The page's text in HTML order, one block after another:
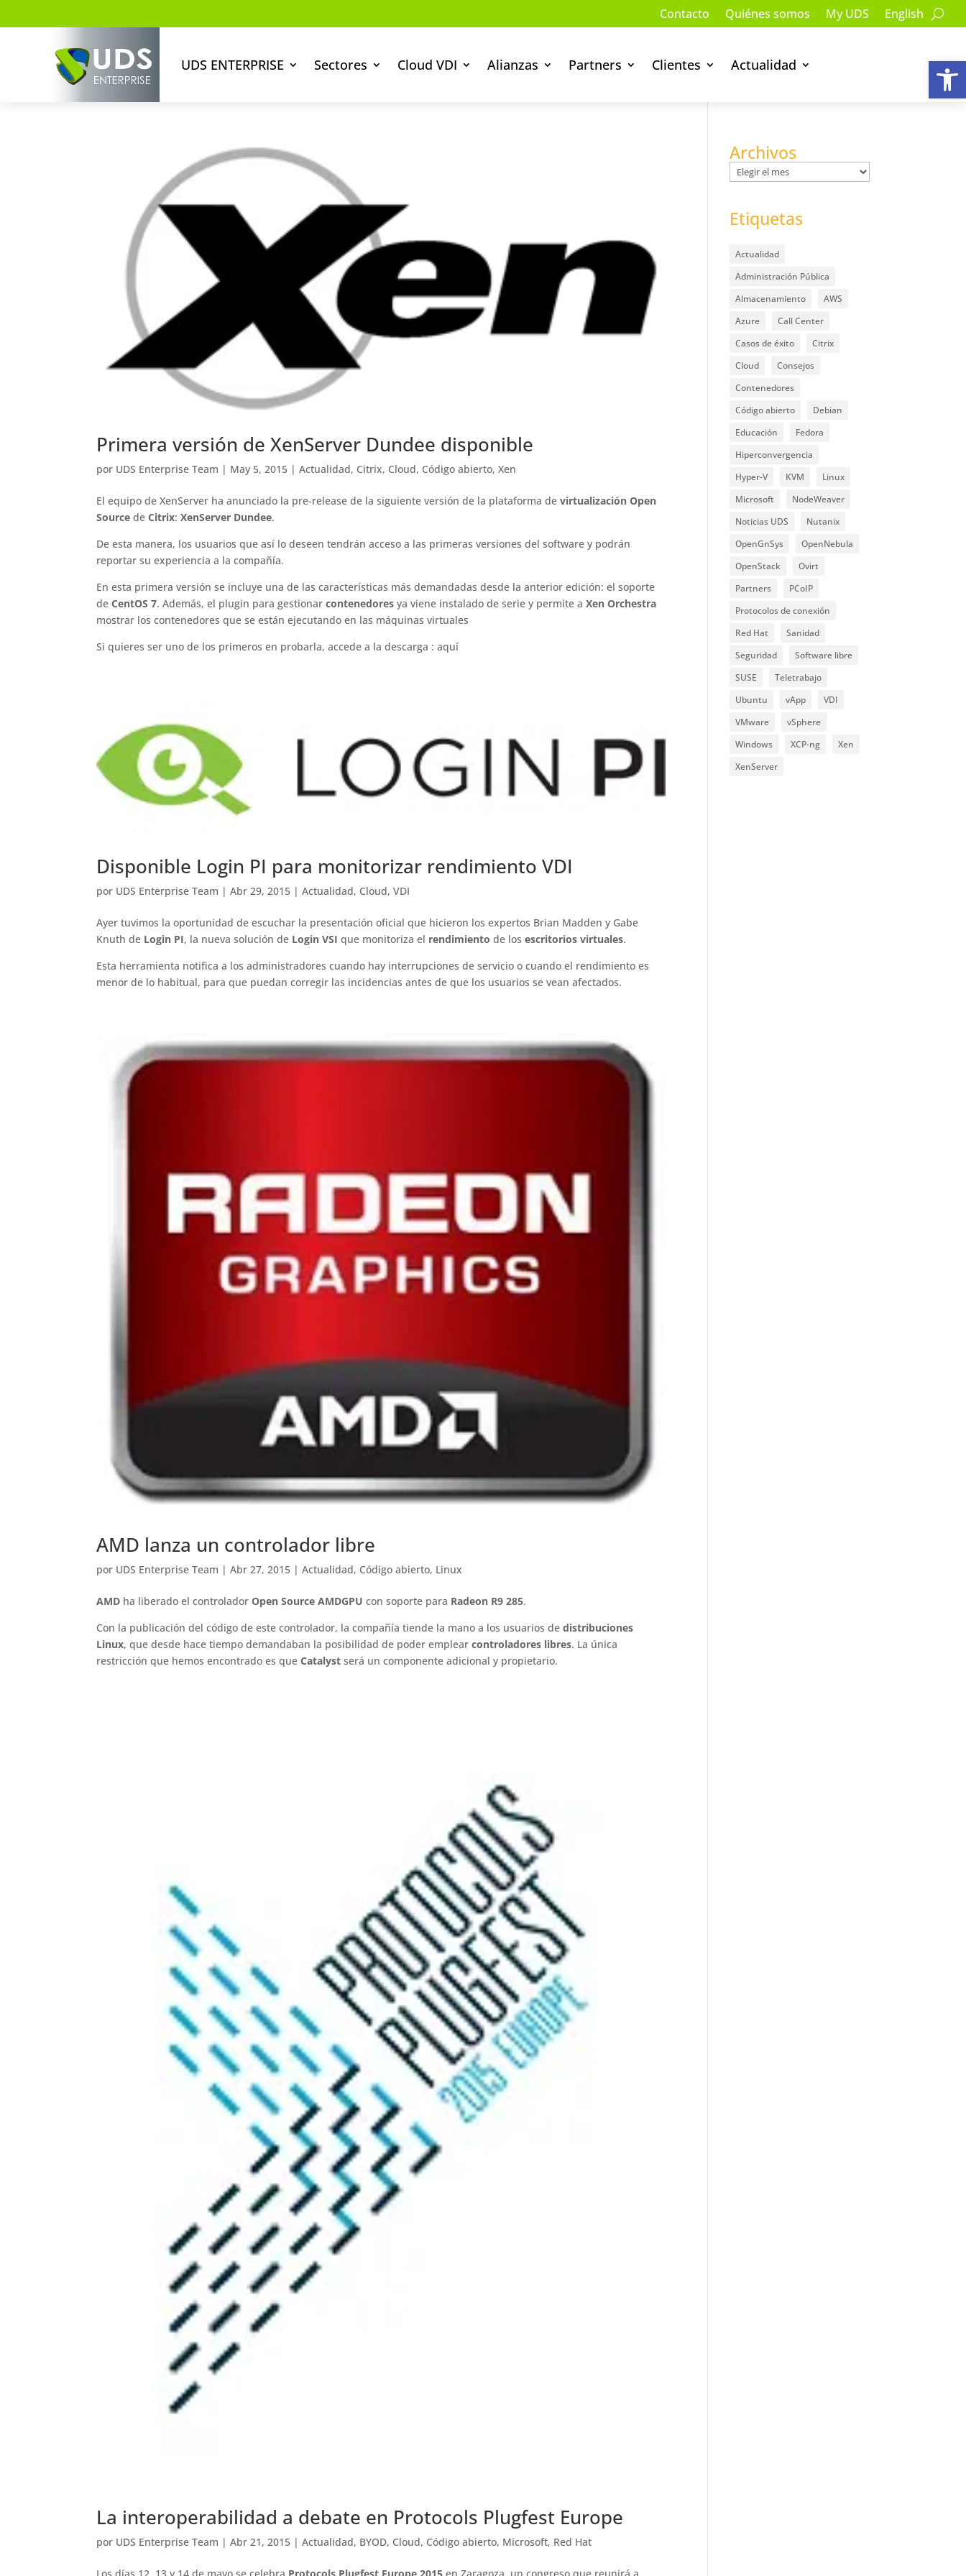
Contacto Quiénes somos My UDS English
UDS ENTERPRISE Sectores Cloud VDI Alianzas Partners Clientes Actualidad
Primera versión de XenServer Dundee disponible
por UDS Enterprise Team | May 5, 2015 |Actualidad, Citrix, Cloud, Código abierto,Xen
El equipo de XenServer ha anunciado la pre-release de la siguiente versión de la plataforma devirtualización Open
Source deCitrix:XenServer Dundee.
De esta manera, los usuarios que así lo deseen tendrán acceso a las primeras versiones del software y podrán
reportar su experiencia a la compañía.
En esta primera versión se incluye una de las características más demandadas desde la anterior edición: el soporte
deCentOS 7. Además, el plugin para gestionarcontenedores ya viene instalado de serie y permite aXen Orchestra
mostrar los contenedores que se están ejecutando en las máquinas virtuales
Si quieres ser uno de los primeros en probarla, accede a la descarga : aquí
Disponible Login PI para monitorizar rendimiento VDI
por UDS Enterprise Team |Abr 29, 2015 |Actualidad, Cloud,VDI
Ayer tuvimos la oportunidad de escuchar la presentación oficial que hicieron los expertos Brian Madden y Gabe
Knuth de Login PI, la nueva solución de Login VSI que monitoriza el rendimiento de losescritorios virtuales.
Esta herramienta notifica a los administradores cuando hay interrupciones de servicio o cuando el rendimiento es
menor de lo habitual, para que puedan corregir las incidencias antes de que los usuarios se vean afectados.
AMD lanza un controlador libre
por UDS Enterprise Team |Abr 27, 2015 |Actualidad, Código abierto, Linux
AMD ha liberado el controladorOpen Source AMDGPU con soporte para Radeon R9 285.
Con la publicación del código de este controlador, la compañía tiende la mano a los usuarios dedistribuciones
Linux, que desde hace tiempo demandaban la posibilidad de poder emplearcontroladores libres. La única
restricción que hemos encontrado es queCatalyst será un componente adicional y propietario.
La interoperabilidad a debate en Protocols Plugfest Europe
por UDS Enterprise Team |Abr 21, 2015 |Actualidad, BYOD, Cloud, Código abierto, Microsoft, Red Hat
Los días 12, 13 y 14 de mayo se celebra Protocols Plugfest Europe 2015 en Zaragoza, un congreso que reunirá a
Archivos
Archivos
Etiquetas
Actualidad
Administración Pública
Almacenamiento
AWS
Azure
Call Center
Casos de éxito
Citrix
Cloud
Consejos
Contenedores
Código abierto
Debian
Educación
Fedora
Hiperconvergencia
Hyper-V
KVM
Linux
Microsoft
NodeWeaver
Noticias UDS
Nutanix
OpenGnSys
OpenNebula
OpenStack
Ovirt
Partners
PCoIP
Protocolos de conexión
Red Hat
Sanidad
Seguridad
Software libre
SUSE
Teletrabajo
Ubuntu
vApp
VDI
VMware
vSphere
Windows
XCP-ng
Xen
XenServer